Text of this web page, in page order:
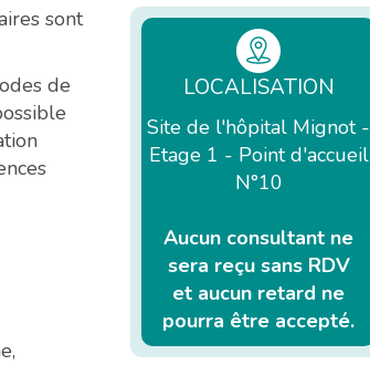
sont
de
LOCALISATION
Site de l'hôpital Mignot -
Etage 1 - Point d'accueil
N°10
Aucun consultant ne
sera reçu sans RDV
et aucun retard ne
pourra être accepté.